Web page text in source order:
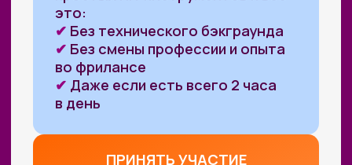
ПРИНЯТЬ УЧАСТИЕ